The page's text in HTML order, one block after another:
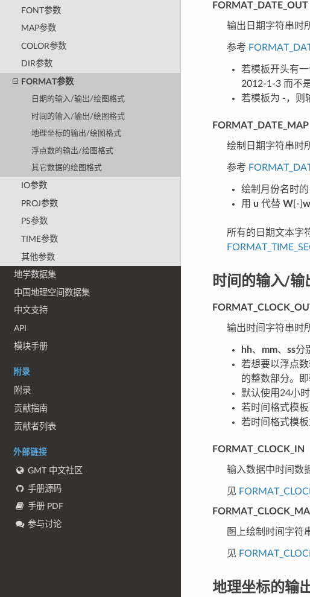
FONT参数
MAP参数
COLOR参数
DIR参数
FORMAT参数
日期的输入/输出/绘图格式
时间的输入/输出/绘图格式
地理坐标的输出/绘图格式
浮点数的输出/绘图格式
其它数据的绘图格式
IO参数
PROJ参数
PS参数
TIME参数
其他参数
地学数据集
中国地理空间数据集
中文支持
API
模块手册
附录
附录
贡献指南
贡献者列表
外部链接
GMT 中文社区
手册源码
手册 PDF
参与讨论
FORMAT_DATE_OUT
输出日期字符串时
参考
若模板开头有
2012-1-3 而不
若模板为 -，则
FORMAT_DATE_MAP
绘制日期字符串时
参考
绘制月份名时的
用 u 代替 W[-]
所有的日期文本字
时间的输入/
输出时间字符串时
hh、 mm、 ss分
若想要以浮点
的整数部分。
默认使用24小
若时间格式模板
若时间格式模板
FORMAT_CLOCK_IN
输入数据中时间数
见
图上绘制时间字符
见
地理坐标的输